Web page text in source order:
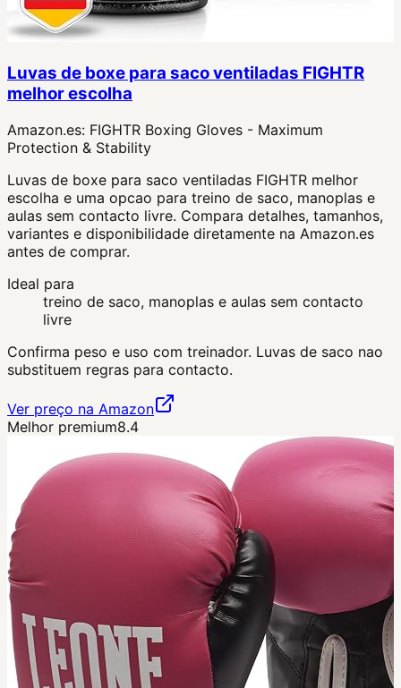
Luvas de boxe para saco ventiladas FIGHTR
melhor escolha
Amazon.es: FIGHTR Boxing Gloves - Maximum
Protection & Stability
Luvas de boxe para saco ventiladas FIGHTR melhor
escolha e uma opcao para treino de saco, manoplas e
aulas sem contacto livre. Compara detalhes, tamanhos,
variantes e disponibilidade diretamente na Amazon.es
antes de comprar.
Ideal para
treino de saco, manoplas e aulas sem contacto
livre
Confirma peso e uso com treinador. Luvas de saco nao
substituem regras para contacto.
Ver preço na Amazon
Melhor premium8.4